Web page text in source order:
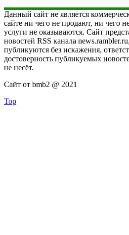
Данный сайт не является
сайте ни чего не продают, ни чего
услуги не оказываются. Сайт
новостей RSS канала
публикуются без искажения,
достоверность публикуемых
не несёт.
Сайт от bmb2 @ 2021
Top